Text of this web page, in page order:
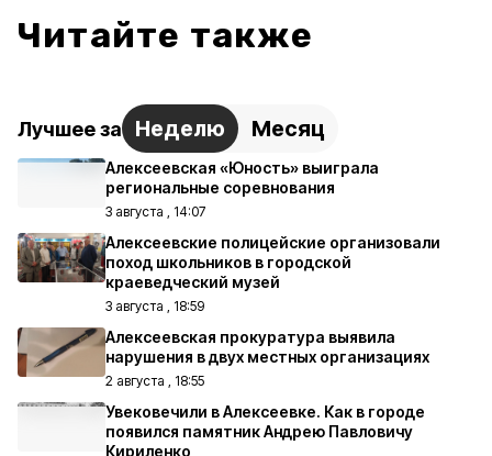
Читайте также
Лучшее за Неделю Месяц
Алексеевская «Юность» выиграла
региональные соревнования
3 августа , 14:07
Алексеевские полицейские организовали
поход школьников в городской
краеведческий музей
3 августа , 18:59
Алексеевская прокуратура выявила
нарушения в двух местных организациях
2 августа , 18:55
Увековечили в Алексеевке. Как в городе
появился памятник Андрею Павловичу
Кириленко